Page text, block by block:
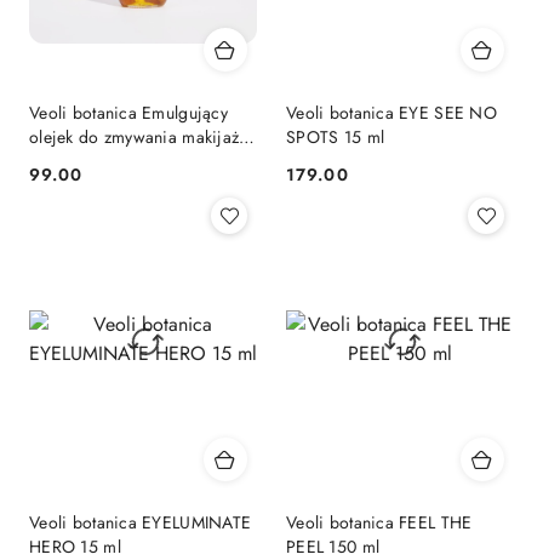
Veoli botanica Emulgujący
olejek do zmywania makijażu
Cena:
99.00
Veoli botanica EYE SEE NO
SPOTS 15 ml
Cena:
179.00
Veoli botanica EYELUMINATE
HERO 15 ml
Veoli botanica FEEL THE
PEEL 150 ml